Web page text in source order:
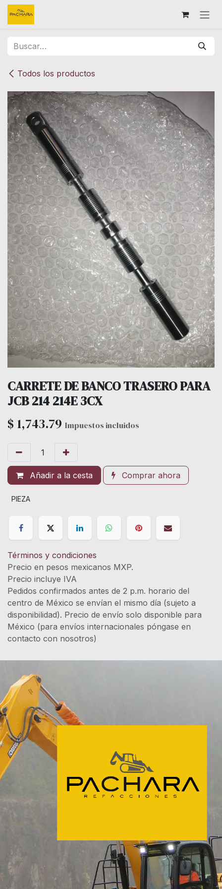
Ir al contenido
Todos los productos
CARRETE DE BANCO TRASERO PARA
JCB 214 214E 3CX
$ 1,743.79 Impuestos incluidos
Añadir a la cesta Comprar ahora
PIEZA
Términos y condiciones
Precio en pesos mexicanos MXP.
Precio incluye IVA
Pedidos confirmados antes de 2 p.m. horario del
centro de México se envían el mismo día (sujeto a
disponibilidad). Precio de envío solo disponible para
México (para envíos internacionales póngase en
contacto con nosotros)